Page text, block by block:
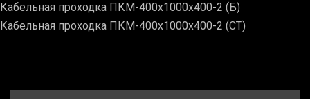
Кабельная проходка ПКМ-400х1000х400-2 (Б)
Кабельная проходка ПКМ-400х1000х400-2 (СТ)